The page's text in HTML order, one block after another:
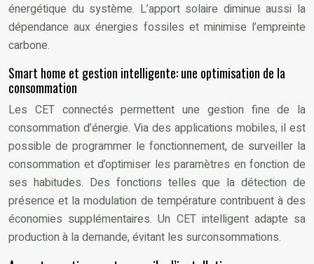
énergétique du système. L’apport solaire diminue aussi la
dépendance aux énergies fossiles et minimise l’empreinte
carbone.
Smart home et gestion intelligente: une optimisation de la
consommation
Les CET connectés permettent une gestion fine de la
consommation d’énergie. Via des applications mobiles, il est
possible de programmer le fonctionnement, de surveiller la
consommation et d’optimiser les paramètres en fonction de
ses habitudes. Des fonctions telles que la détection de
présence et la modulation de température contribuent à des
économies supplémentaires. Un CET intelligent adapte sa
production à la demande, évitant les surconsommations.